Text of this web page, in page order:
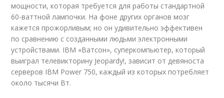
мощности, которая требуется для работы стандартной
60-ваттной лампочки. На фоне других органов мозг
кажется прожорливым; но он удивительно эффективен
по сравнению с созданными людьми электронными
устройствами. IBM «Ватсон», суперкомпьютер, который
выиграл телевикторину Jeopardy!, зависит от девяноста
серверов IBM Power 750, каждый из которых потребляет
около тысячи Вт.